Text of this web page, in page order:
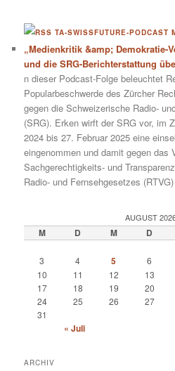
TA-SWISSFUTURE-PODCAST
„Medienkritik &amp; Demokratie-
und die SRG-Berichterstattung
n dieser Podcast-Folge beleuchtet
Popularbeschwerde des Zürcher
gegen die Schweizerische Radio-
(SRG). Erken wirft der SRG vor, im
2024 bis 27. Februar 2025 eine
eingenommen und damit gegen das
Sachgerechtigkeits- und
Radio- und Fernsehgesetzes
AUGUST
M D M D
3
4 5 6
10
11 12 13
17
18 19 20
24
25 26 27
31
« Juli
ARCHIV